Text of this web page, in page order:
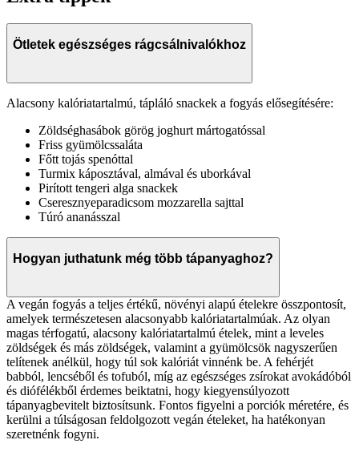
Ötletek egészséges rágcsálnivalókhoz
Alacsony kalóriatartalmú, tápláló snackek a fogyás elősegítésére:
Zöldséghasábok görög joghurt mártogatóssal
Friss gyümölcssaláta
Főtt tojás spenóttal
Turmix káposztával, almával és uborkával
Pirított tengeri alga snackek
Cseresznyeparadicsom mozzarella sajttal
Túró ananásszal
Hogyan juthatunk még több tápanyaghoz?
A vegán fogyás a teljes értékű, növényi alapú ételekre összpontosít,
amelyek természetesen alacsonyabb kalóriatartalmúak. Az olyan
magas térfogatú, alacsony kalóriatartalmú ételek, mint a leveles
zöldségek és más zöldségek, valamint a gyümölcsök nagyszerűen
telítenek anélkül, hogy túl sok kalóriát vinnénk be. A fehérjét
babból, lencséből és tofuból, míg az egészséges zsírokat avokádóból
és diófélékből érdemes beiktatni, hogy kiegyensúlyozott
tápanyagbevitelt biztosítsunk. Fontos figyelni a porciók méretére, és
kerülni a túlságosan feldolgozott vegán ételeket, ha hatékonyan
szeretnénk fogyni.